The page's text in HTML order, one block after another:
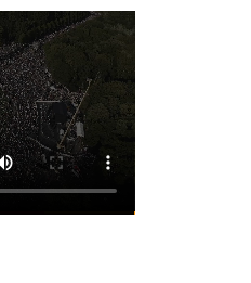
Beiträge,
wofür
dieBasis zu